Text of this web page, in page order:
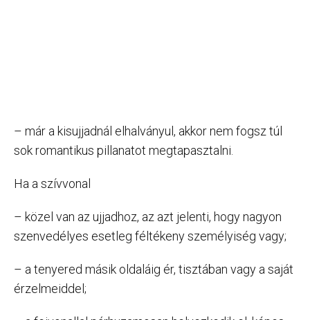
– már a kisujjadnál elhalványul, akkor nem fogsz túl
sok romantikus pillanatot megtapasztalni.
Ha a szívvonal
– közel van az ujjadhoz, az azt jelenti, hogy nagyon
szenvedélyes esetleg féltékeny személyiség vagy;
– a tenyered másik oldaláig ér, tisztában vagy a saját
érzelmeiddel;